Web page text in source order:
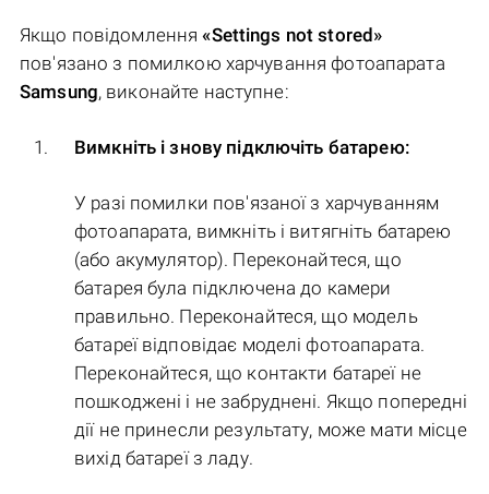
Якщо повідомлення«Settings not stored»
пов'язано з помилкою харчування фотоапарата
Samsung, виконайте наступне:
Вимкніть і знову підключіть батарею:
У разі помилки пов'язаної з харчуванням
фотоапарата, вимкніть і витягніть батарею
(або акумулятор). Переконайтеся, що
батарея була підключена до камери
правильно. Переконайтеся, що модель
батареї відповідає моделі фотоапарата.
Переконайтеся, що контакти батареї не
пошкоджені і не забруднені. Якщо попередні
дії не принесли результату, може мати місце
вихід батареї з ладу.